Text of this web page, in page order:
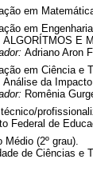
em
em
ALGORÍTMOS E
Adriano Aron
em Ciência e
Análise da
Romênia
Federal de
Médio (2º grau).
de Ciências e